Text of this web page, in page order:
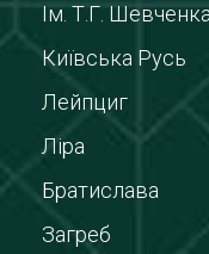
Ім. Т.Г. Шевченка
Київська Русь
Лейпциг
Ліра
Братислава
Загреб